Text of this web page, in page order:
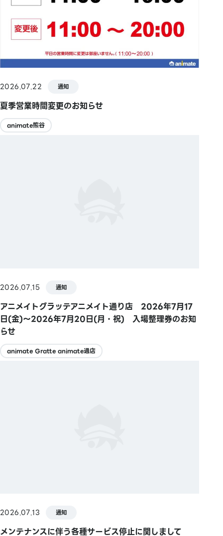
2026.07.22 通知
夏季営業時間変更のお知らせ
animate熊谷
2026.07.15 通知
アニメイトグラッテアニメイト通り店 2026年7月17
日(金)～2026年7月20日(月・祝) 入場整理券のお知
らせ
animate Gratte animate通店
2026.07.13 通知
メンテナンスに伴う各種サービス停止に関しまして